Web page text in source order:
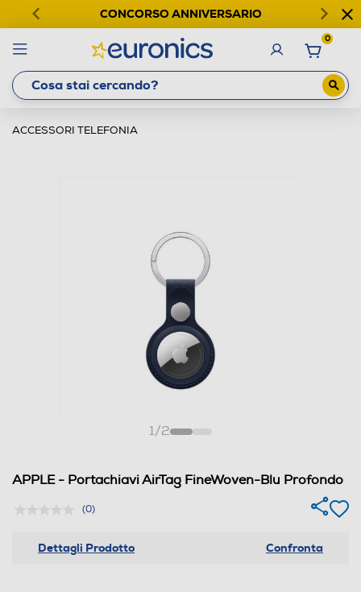
CONCORSO ANNIVERSARIO
0
ACCESSORI TELEFONIA
1/2
APPLE - Portachiavi AirTag FineWoven-Blu Profondo
(0)
Dettagli Prodotto Confronta